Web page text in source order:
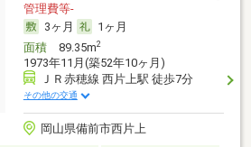
管理費等-
3ヶ月
1ヶ月
面積89.35m2
1973年11月(築52年10ヶ月)
ＪＲ赤穂線 西片上駅 徒歩7分
その他の交通
岡山県備前市西片上